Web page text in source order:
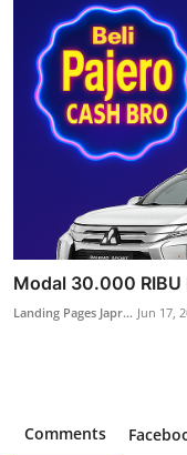
Modal 30.000 RIBU
Landing Pages Japr... Jun 17,
Comments